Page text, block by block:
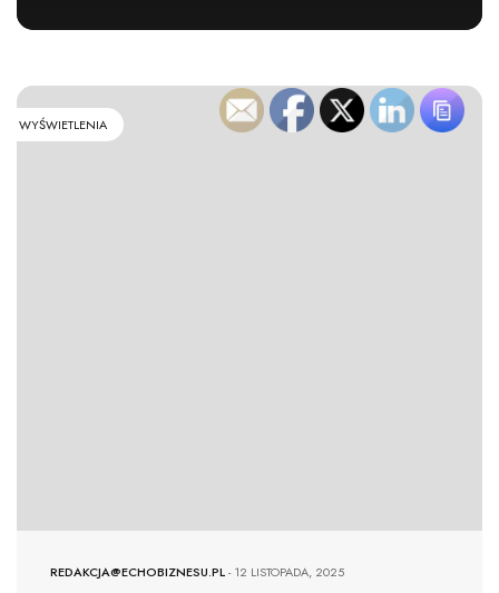
WYŚWIETLENIA
REDAKCJA@ECHOBIZNESU.PL-12 LISTOPADA, 2025